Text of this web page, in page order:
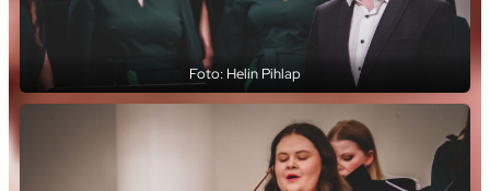
Foto: Helin Pihlap